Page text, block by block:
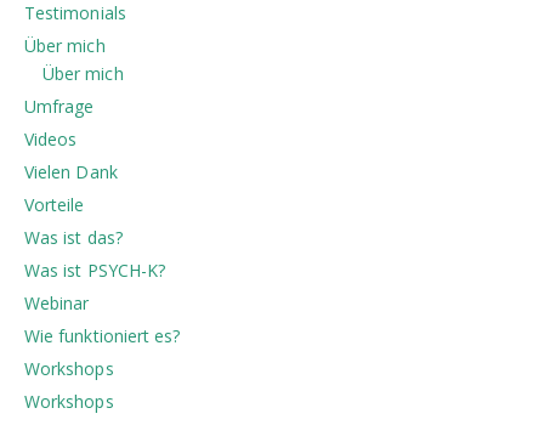
Testimonials
Über mich
Über mich
Umfrage
Videos
Vielen Dank
Vorteile
Was ist das?
Was ist PSYCH-K?
Webinar
Wie funktioniert es?
Workshops
Workshops